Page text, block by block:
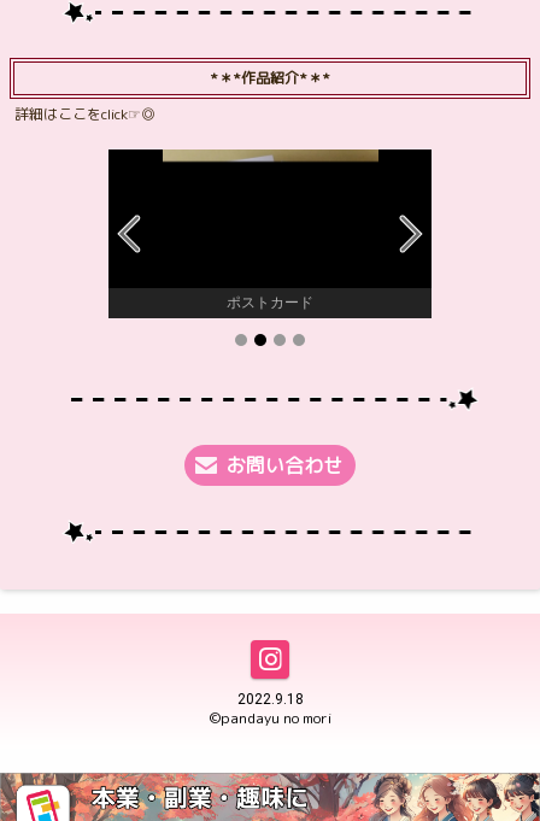
*＊*作品紹介*＊*
詳細はここをclick☞◎
ポストカード
お問い合わせ
2022.9.18
©pandayu no mori